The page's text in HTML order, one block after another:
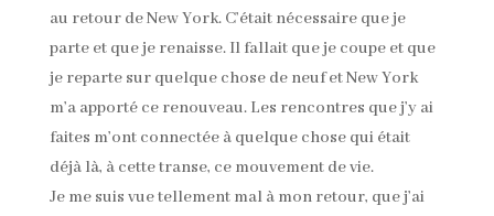
au retour de New York. C’était nécessaire que je
parte et que je renaisse. Il fallait que je coupe et que
je reparte sur quelque chose de neuf et New York
m’a apporté ce renouveau. Les rencontres que j’y ai
faites m’ont connectée à quelque chose qui était
déjà là, à cette transe, ce mouvement de vie.
Je me suis vue tellement mal à mon retour, que j’ai